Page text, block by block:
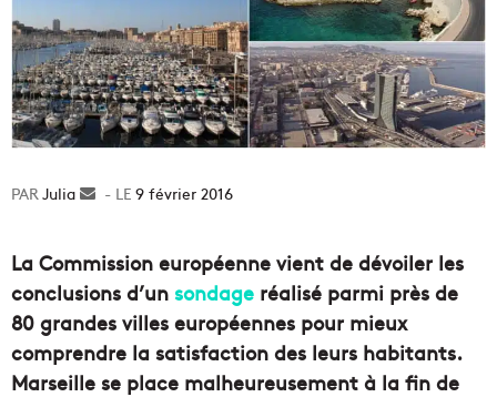
Julia
Envoyer9 février 2016
La Commission européenne vient de dévoiler les
conclusions d’un sondage réalisé parmi près de
80 grandes villes européennes pour mieux
comprendre la satisfaction des leurs habitants.
Marseille se place malheureusement à la fin de